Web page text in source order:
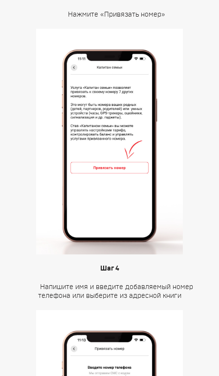
Нажмите «Привязать номер»
Шаг 4
Напишите имя и введите добавляемый номер
телефона или выберите из адресной книги